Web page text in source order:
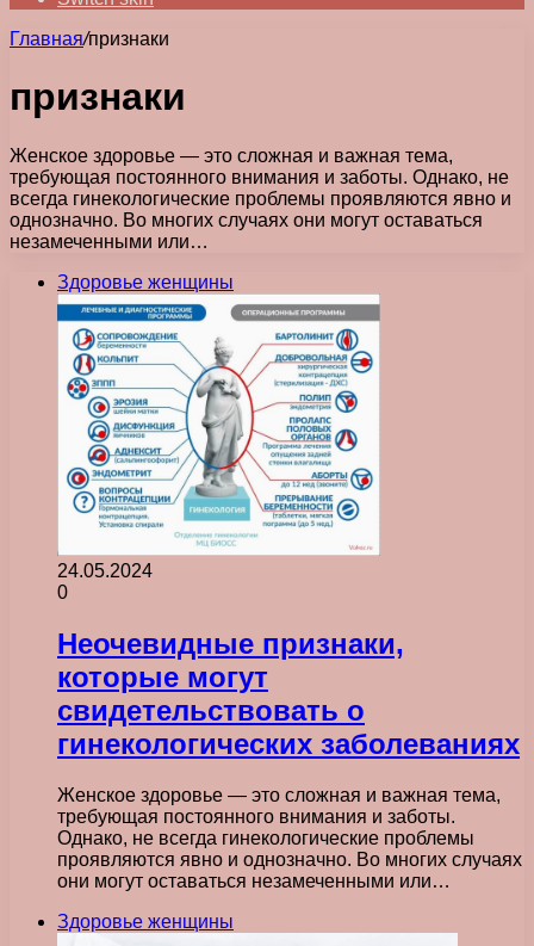
Главная/признаки
признаки
Женское здоровье — это сложная и важная тема,
требующая постоянного внимания и заботы. Однако, не
всегда гинекологические проблемы проявляются явно и
однозначно. Во многих случаях они могут оставаться
незамеченными или…
Здоровье женщины
24.05.2024
0
Неочевидные признаки,
которые могут
свидетельствовать о
гинекологических заболеваниях
Женское здоровье — это сложная и важная тема,
требующая постоянного внимания и заботы.
Однако, не всегда гинекологические проблемы
проявляются явно и однозначно. Во многих случаях
они могут оставаться незамеченными или…
Здоровье женщины